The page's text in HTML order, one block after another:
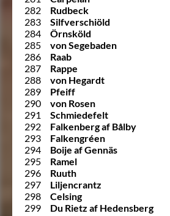
282
Rudbeck
283
Silfverschiöld
284
Örnsköld
285
von Segebaden
286
Raab
287
Rappe
288
von Hegardt
289
Pfeiff
290
von Rosen
291
Schmiedefelt
292
Falkenberg af Bålby
293
Falkengréen
294
Boije af Gennäs
295
Ramel
296
Ruuth
297
Liljencrantz
298
Celsing
299
Du Rietz af Hedensberg